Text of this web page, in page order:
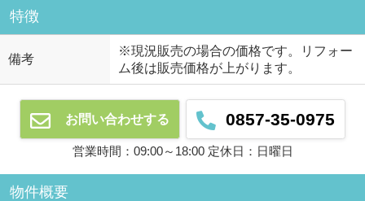
特徴
備考
※現況販売の場合の価格です。リフォー
ム後は販売価格が上がります。
お問い合わせする 0857-35-0975
営業時間：09:00～18:00 定休日：日曜日
物件概要